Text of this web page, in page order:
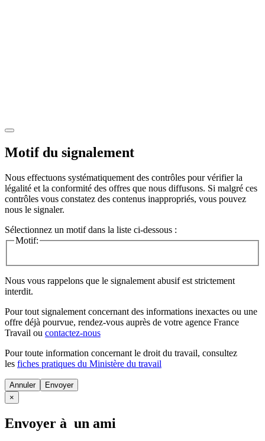
Motif du signalement
Nous effectuons systématiquement des contrôles pour vérifier la
légalité et la conformité des offres que nous diffusons. Si malgré ces
contrôles vous constatez des contenus inappropriés, vous pouvez
nous le signaler.
Sélectionnez un motif dans la liste ci-dessous :
Motif:
Nous vous rappelons que le signalement abusif est strictement
interdit.
Pour tout signalement concernant des informations inexactes ou une
offre déjà pourvue, rendez-vous auprès de votre agence France
Travail ou contactez-nous
Pour toute information concernant le droit du travail, consultez
les fiches pratiques du Ministère du travail
Annuler
×
Envoyer à un ami